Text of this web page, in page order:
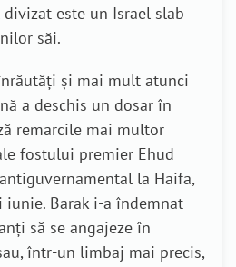
este un Israel slab
săi.
și mai mult atunci
a deschis un dosar în
remarcile mai multor
fostului premier Ehud
la Haifa,
Barak i-a îndemnat
să se angajeze în
într-un limbaj mai precis,